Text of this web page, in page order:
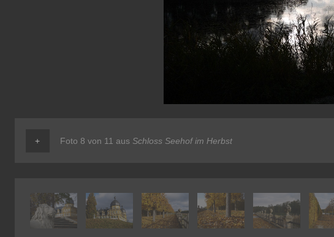
Foto 8 von 11 aus Schloss Seehof im Herbst
+